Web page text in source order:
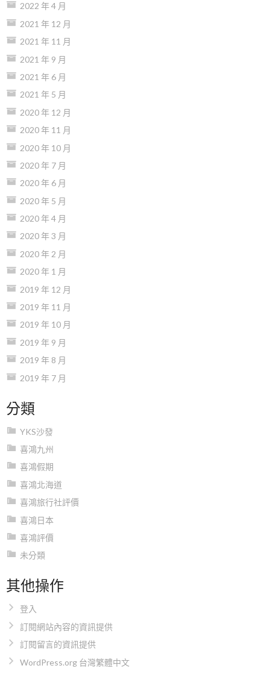
2022 年 4 月
2021 年 12 月
2021 年 11 月
2021 年 9 月
2021 年 6 月
2021 年 5 月
2020 年 12 月
2020 年 11 月
2020 年 10 月
2020 年 7 月
2020 年 6 月
2020 年 5 月
2020 年 4 月
2020 年 3 月
2020 年 2 月
2020 年 1 月
2019 年 12 月
2019 年 11 月
2019 年 10 月
2019 年 9 月
2019 年 8 月
2019 年 7 月
分類
YKS沙發
喜鴻九州
喜鴻假期
喜鴻北海道
喜鴻旅行社評價
喜鴻日本
喜鴻評價
未分類
其他操作
登入
訂閱網站內容的資訊提供
訂閱留言的資訊提供
WordPress.org 台灣繁體中文